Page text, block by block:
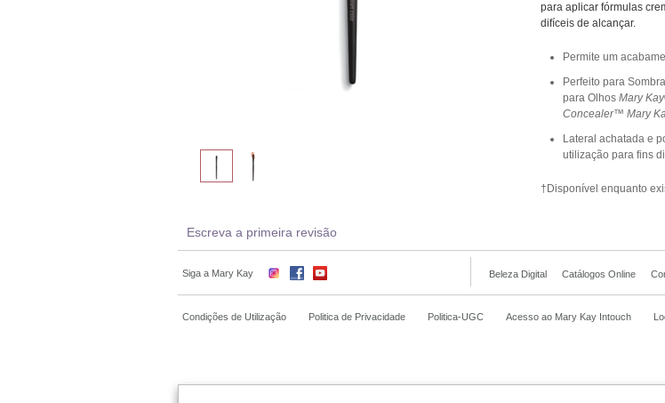
para aplicar fórmulas
difíceis de alcançar.
Permite um
Perfeito para
para OlhosMary
Concealer™ Mary
Lateral achatada e
utilização para fins
†Disponível enquanto
Escreva a primeira revisão
Siga a Mary Kay Beleza Digital Catálogos Online
Condições de Utilização Politica de Privacidade Politica-UGC Acesso ao Mary Kay Intouch